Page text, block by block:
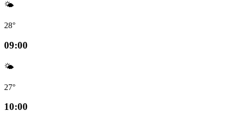
🌤️
28°
09:00
🌤️
27°
10:00